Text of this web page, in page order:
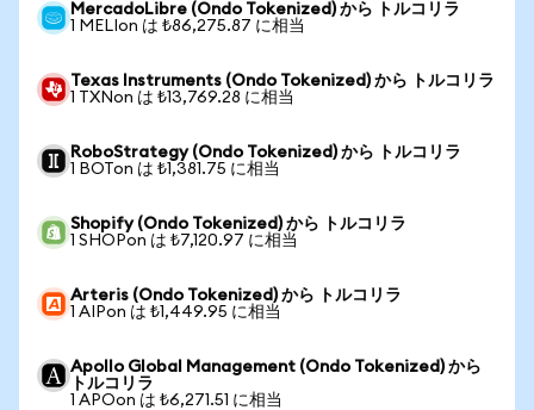
MercadoLibre (Ondo Tokenized) から トルコリラ
1 MELIon は ₺86,275.87 に相当
Texas Instruments (Ondo Tokenized) から トルコリラ
1 TXNon は ₺13,769.28 に相当
RoboStrategy (Ondo Tokenized) から トルコリラ
1 BOTon は ₺1,381.75 に相当
Shopify (Ondo Tokenized) から トルコリラ
1 SHOPon は ₺7,120.97 に相当
Arteris (Ondo Tokenized) から トルコリラ
1 AIPon は ₺1,449.95 に相当
Apollo Global Management (Ondo Tokenized) から
トルコリラ
1 APOon は ₺6,271.51 に相当